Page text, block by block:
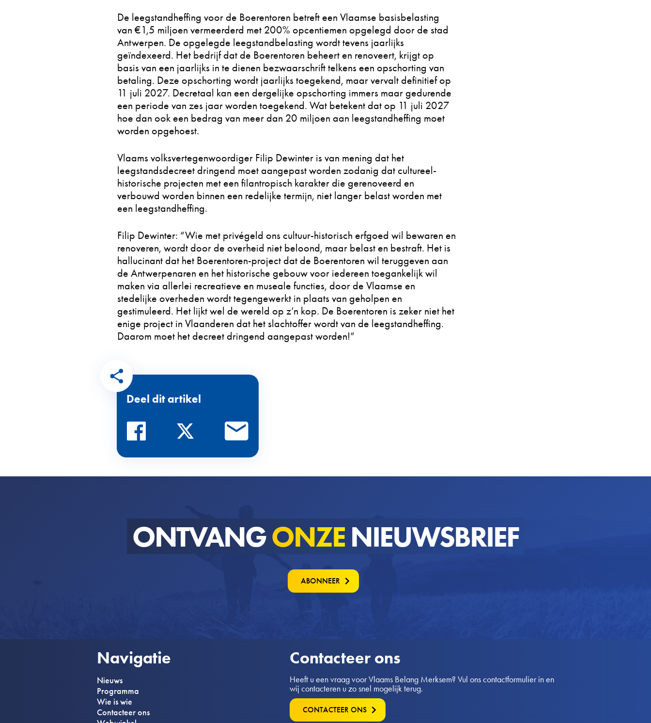
De leegstandheffing voor de Boerentoren betreft een Vlaamse basisbelasting
van €1,5 miljoen vermeerderd met 200% opcentiemen opgelegd door de stad
Antwerpen. De opgelegde leegstandbelasting wordt tevens jaarlijks
geïndexeerd. Het bedrijf dat de Boerentoren beheert en renoveert, krijgt op
basis van een jaarlijks in te dienen bezwaarschrift telkens een opschorting van
betaling. Deze opschorting wordt jaarlijks toegekend, maar vervalt definitief op
11 juli 2027. Decretaal kan een dergelijke opschorting immers maar gedurende
een periode van zes jaar worden toegekend. Wat betekent dat op 11 juli 2027
hoe dan ook een bedrag van meer dan 20 miljoen aan leegstandheffing moet
worden opgehoest.
Vlaams volksvertegenwoordiger Filip Dewinter is van mening dat het
leegstandsdecreet dringend moet aangepast worden zodanig dat cultureel-
historische projecten met een filantropisch karakter die gerenoveerd en
verbouwd worden binnen een redelijke termijn, niet langer belast worden met
een leegstandheffing.
Filip Dewinter: “Wie met privégeld ons cultuur-historisch erfgoed wil bewaren en
renoveren, wordt door de overheid niet beloond, maar belast en bestraft. Het is
hallucinant dat het Boerentoren-project dat de Boerentoren wil teruggeven aan
de Antwerpenaren en het historische gebouw voor iedereen toegankelijk wil
maken via allerlei recreatieve en museale functies, door de Vlaamse en
stedelijke overheden wordt tegengewerkt in plaats van geholpen en
gestimuleerd. Het lijkt wel de wereld op z’n kop. De Boerentoren is zeker niet het
enige project in Vlaanderen dat het slachtoffer wordt van de leegstandheffing.
Daarom moet het decreet dringend aangepast worden!”
Deel dit artikel
ONTVANGONZE NIEUWSBRIEF
ABONNEER
Navigatie
Nieuws
Programma
Wie is wie
Contacteer ons
Contacteer ons
Heeft u een vraag voor Vlaams Belang Merksem? Vul ons contactformulier in en
wij contacteren u zo snel mogelijk terug.
CONTACTEER ONS